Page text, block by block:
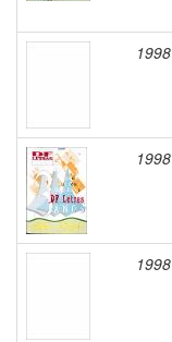
1998
1998
1998